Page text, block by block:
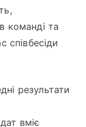
команді та
співбесіди
результати
вміє